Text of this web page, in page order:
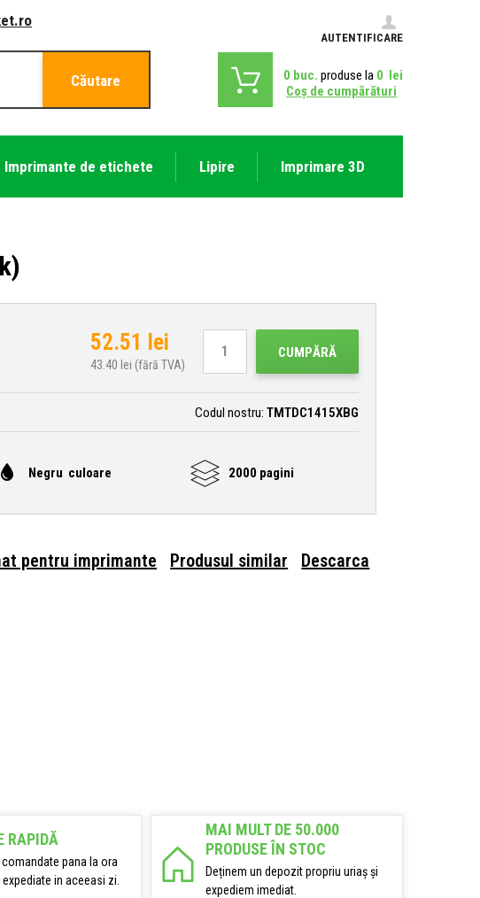
AUTENTIFICARE
Căutare 0 buc. produse la 0 lei
Coş de cumpărături
Imprimante de etichete Lipire Imprimare 3D
52.51 lei
43.40 lei (fără TVA)
CUMPĂRĂ
Codul nostru: TMTDC1415XBG
Negru culoare 2000 pagini
pentru imprimante Produsul similar Descarca
RAPIDĂ
pana la ora
in aceeasi zi.
MAI MULT DE 50.000
PRODUSE ÎN STOC
Deținem un depozit propriu uriaș și
expediem imediat.